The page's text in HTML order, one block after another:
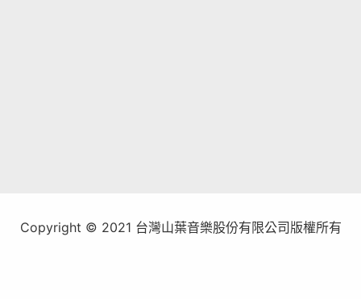
Copyright © 2021 台灣山葉音樂股份有限公司版權所有